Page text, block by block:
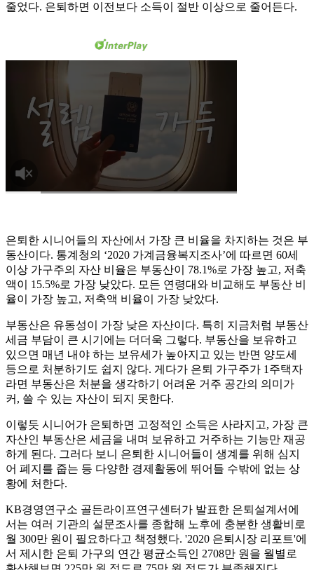
줄었다. 은퇴하면 이전보다 소득이 절반 이상으로 줄어든다.
은퇴한 시니어들의 자산에서 가장 큰 비율을 차지하는 것은 부
동산이다. 통계청의 ‘2020 가계금융복지조사’에 따르면 60세
이상 가구주의 자산 비율은 부동산이 78.1%로 가장 높고, 저축
액이 15.5%로 가장 낮았다. 모든 연령대와 비교해도 부동산 비
율이 가장 높고, 저축액 비율이 가장 낮았다.
부동산은 유동성이 가장 낮은 자산이다. 특히 지금처럼 부동산
세금 부담이 큰 시기에는 더더욱 그렇다. 부동산을 보유하고
있으면 매년 내야 하는 보유세가 높아지고 있는 반면 양도세
등으로 처분하기도 쉽지 않다. 게다가 은퇴 가구주가 1주택자
라면 부동산은 처분을 생각하기 어려운 거주 공간의 의미가
커, 쓸 수 있는 자산이 되지 못한다.
이렇듯 시니어가 은퇴하면 고정적인 소득은 사라지고, 가장 큰
자산인 부동산은 세금을 내며 보유하고 거주하는 기능만 재공
하게 된다. 그러다 보니 은퇴한 시니어들이 생계를 위해 심지
어 폐지를 줍는 등 다양한 경제활동에 뛰어들 수밖에 없는 상
황에 처한다.
KB경영연구소 골든라이프연구센터가 발표한 은퇴설계서에
서는 여러 기관의 설문조사를 종합해 노후에 충분한 생활비로
월 300만 원이 필요하다고 책정했다. '2020 은퇴시장 리포트'에
서 제시한 은퇴 가구의 연간 평균소득인 2708만 원을 월별로